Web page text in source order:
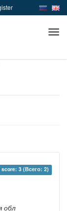
score: 3 (Всего: 2)
обл